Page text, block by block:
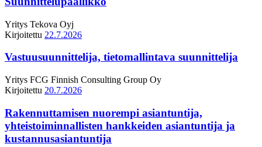
Yritys Tekova Oyj
Kirjoitettu 22.7.2026
Vastuusuunnittelija, tietomallintava suunnittelija
Yritys FCG Finnish Consulting Group Oy
Kirjoitettu 20.7.2026
Rakennuttamisen nuorempi asiantuntija,
yhteistoiminnallisten hankkeiden asiantuntija ja
kustannusasiantuntija